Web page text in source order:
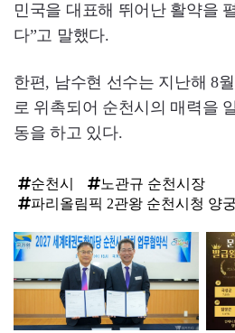
민국을 대표해 뛰어난 활약을
다”고 말했다.
한편, 남수현 선수는 지난해 8
로 위촉되어 순천시의 매력을
동을 하고 있다.
순천시
노관규 순천시장
파리올림픽 2관왕 순천시청 양
탑
라
인